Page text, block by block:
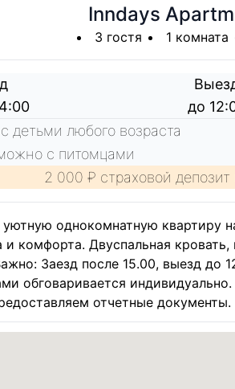
Inndays
3 гостя 1 комната
до
детьми любого возраста
с питомцами
2 000 ₽ страховой
однокомнатную квартиру
и комфорта. Двуспальная
Заезд после 15.00, выезд до
обговаривается
отчетные